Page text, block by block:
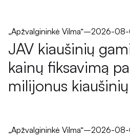
„Apžvalgininkė Vilma“–2026-
JAV kiaušinių
kainų fiksavimą
milijonus kiaušinių
„Apžvalgininkė Vilma“–2026-